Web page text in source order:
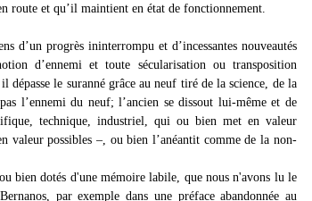
route et qu’il maintient en état de fonctionnement.
d’un progrès ininterrompu et d’incessantes nouveautés
d’ennemi et toute sécularisation ou transposition
dépasse le suranné grâce au neuf tiré de la science, de la
l’ennemi du neuf; l’ancien se dissout lui-même et de
technique, industriel, qui ou bien met en valeur
valeur possibles –, ou bien l’anéantit comme de la non-
bien dotés d'une mémoire labile, que nous n'avons lu le
par exemple dans une préface abandonnée au